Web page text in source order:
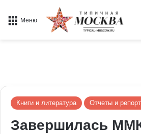
Меню
Книги и литература Отчеты и
Завершилась